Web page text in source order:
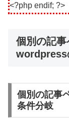
<?php endif; ?>
個別の記
wordpress
個別の記事
条件分岐